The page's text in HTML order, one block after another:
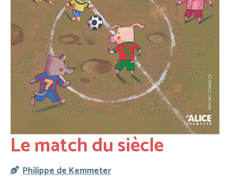
Le match du siècle
Philippe de Kemmeter